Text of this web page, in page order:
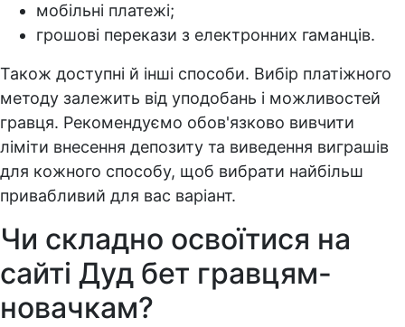
мобільні платежі;
грошові перекази з електронних гаманців.
Також доступні й інші способи. Вибір платіжного
методу залежить від уподобань і можливостей
гравця. Рекомендуємо обов'язково вивчити
ліміти внесення депозиту та виведення виграшів
для кожного способу, щоб вибрати найбільш
привабливий для вас варіант.
Чи складно освоїтися на
сайті Дуд бет гравцям-
новачкам?